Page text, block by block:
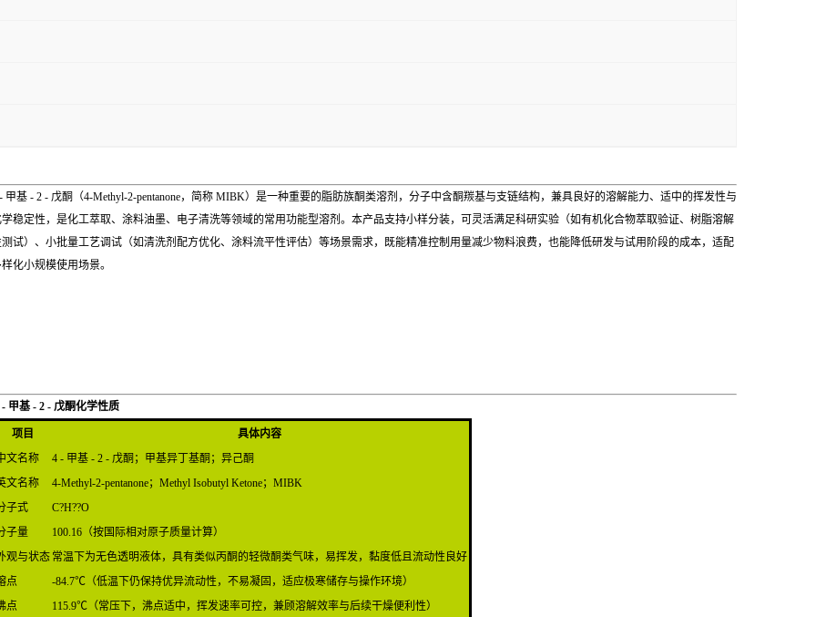
甲基 - 2 - 戊酮（4-Methyl-2-pentanone，简称 MIBK）是一种重要的脂肪族酮类溶剂，分子中含酮羰基与支链结构，兼具良好的溶解能力、适中的挥发性与
稳定性，是化工萃取、涂料油墨、电子清洗等领域的常用功能型溶剂。本产品支持小样分装，可灵活满足科研实验（如有机化合物萃取验证、树脂溶解
试）、小批量工艺调试（如清洗剂配方优化、涂料流平性评估）等场景需求，既能精准控制用量减少物料浪费，也能降低研发与试用阶段的成本，适配
化小规模使用场景。
甲基 - 2 - 戊酮化学性质
项目
具体内容
文名称
4 - 甲基 - 2 - 戊酮；甲基异丁基酮；异己酮
文名称
4-Methyl-2-pentanone；Methyl Isobutyl Ketone；MIBK
子式
C?H??O
子量
100.16（按国际相对原子质量计算）
观与状态 常温下为无色透明液体，具有类似丙酮的轻微酮类气味，易挥发，黏度低且流动性良好
点
-84.7℃（低温下仍保持优异流动性，不易凝固，适应极寒储存与操作环境）
点
115.9℃（常压下，沸点适中，挥发速率可控，兼顾溶解效率与后续干燥便利性）